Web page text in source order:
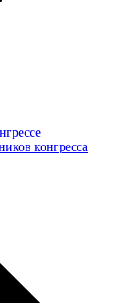
конгресса